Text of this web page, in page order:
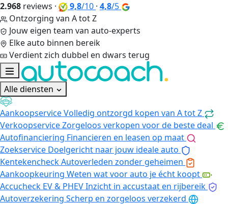
2.968 reviews · 9,8/10 · 4,8/5
Ontzorging van A tot Z
Jouw eigen team van auto-experts
Elke auto binnen bereik
Verdient zich dubbel en dwars terug
Alle diensten
AankoopserviceVolledig ontzorgd kopen van A tot Z
VerkoopserviceZorgeloos verkopen voor de beste deal
Autofinanciering Financieren en leasen op maat
Zoekservice Doelgericht naar jouw ideale auto
KentekencheckAutoverleden zonder geheimen
Aankoopkeuring Weten wat voor auto je écht koopt
Accucheck EV & PHEVInzicht in accustaat en rijbereik
Autoverzekering Scherp en zorgeloos verzekerd